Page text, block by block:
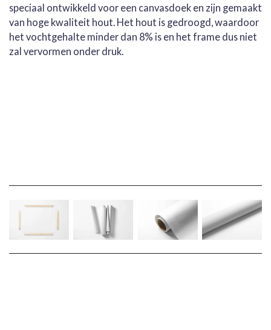
speciaal ontwikkeld voor een canvasdoek en zijn gemaakt
van hoge kwaliteit hout. Het hout is gedroogd, waardoor
het vochtgehalte minder dan 8% is en het frame dus niet
zal vervormen onder druk.